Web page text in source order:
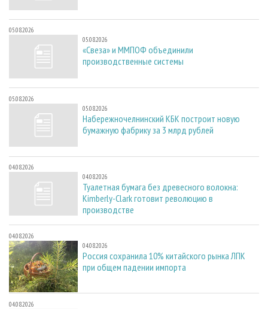
05.08.2026
05.08.2026
«Свеза» и ММПОФ объединили
производственные системы
05.08.2026
05.08.2026
Набережночелнинский КБК построит новую
бумажную фабрику за 3 млрд рублей
04.08.2026
04.08.2026
Туалетная бумага без древесного волокна:
Kimberly-Clark готовит революцию в
производстве
04.08.2026
04.08.2026
Россия сохранила 10% китайского рынка ЛПК
при общем падении импорта
04.08.2026